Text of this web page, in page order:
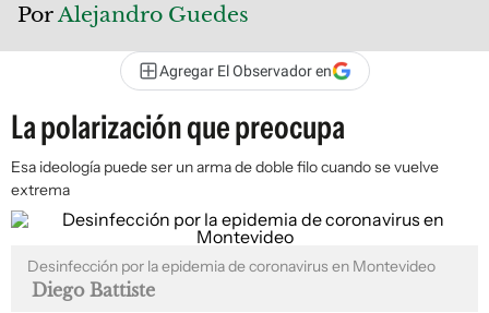
PorAlejandro Guedes
Agregar El Observador en
La polarización que preocupa
Esa ideología puede ser un arma de doble filo cuando se vuelve
extrema
Desinfección por la epidemia de coronavirus en Montevideo
Diego Battiste